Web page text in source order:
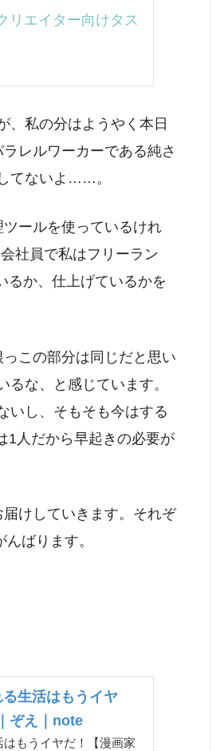
リエイター向けタス
、私の分はようやく本日
レルワーカーである純さ
てないよ……。
ールを使っているけれ
社員で私はフリーラン
るか、仕上げているかを
この部分は同じだと思い
な、と感じています。
いし、そもそも今はする
1人だから早起きの必要が
けしていきます。それぞ
ばります。
生活はもうイヤ
ぞえ｜note
もうイヤだ！【漫画家